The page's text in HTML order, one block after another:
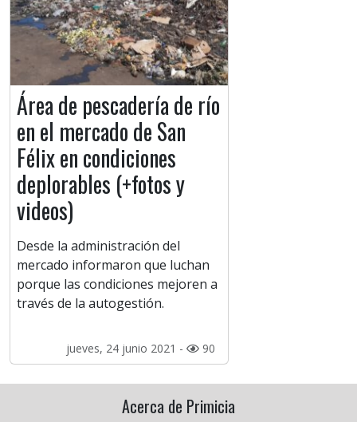
Área de pescadería de río
en el mercado de San
Félix en condiciones
deplorables (+fotos y
videos)
Desde la administración del
mercado informaron que luchan
porque las condiciones mejoren a
través de la autogestión.
jueves, 24 junio 2021 - 90
Acerca de Primicia